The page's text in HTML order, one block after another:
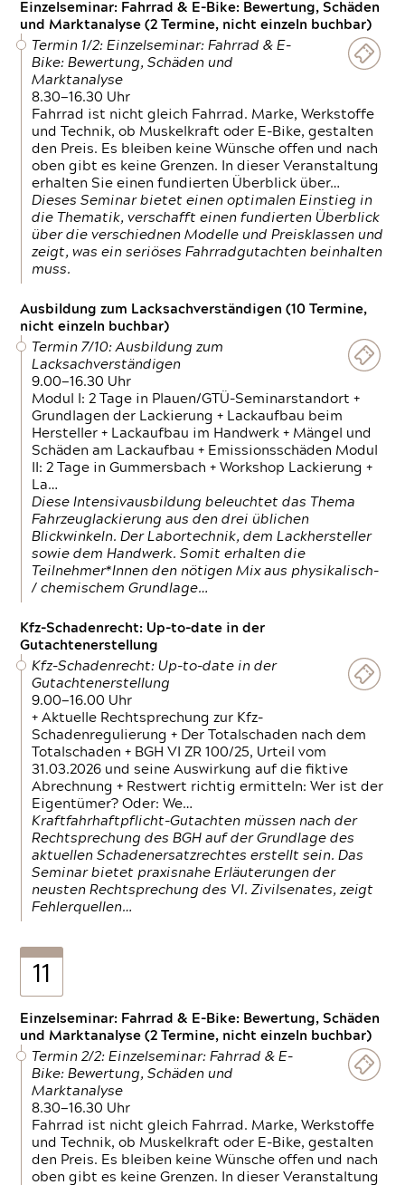
Einzelseminar: Fahrrad & E-Bike: Bewertung, Schäden
und Marktanalyse (2 Termine, nicht einzeln buchbar)
Termin 1/2: Einzelseminar: Fahrrad & E-
Bike: Bewertung, Schäden und
Marktanalyse
8.30—16.30 Uhr
Fahrrad ist nicht gleich Fahrrad. Marke, Werkstoffe
und Technik, ob Muskelkraft oder E-Bike, gestalten
den Preis. Es bleiben keine Wünsche offen und nach
oben gibt es keine Grenzen. In dieser Veranstaltung
erhalten Sie einen fundierten Überblick über…
Dieses Seminar bietet einen optimalen Einstieg in
die Thematik, verschafft einen fundierten Überblick
über die verschiednen Modelle und Preisklassen und
zeigt, was ein seriöses Fahrradgutachten beinhalten
muss.
Ausbildung zum Lacksachverständigen (10 Termine,
nicht einzeln buchbar)
Termin 7/10: Ausbildung zum
Lacksachverständigen
9.00—16.30 Uhr
Modul I: 2 Tage in Plauen/GTÜ-Seminarstandort +
Grundlagen der Lackierung + Lackaufbau beim
Hersteller + Lackaufbau im Handwerk + Mängel und
Schäden am Lackaufbau + Emissionsschäden Modul
II: 2 Tage in Gummersbach + Workshop Lackierung +
La…
Diese Intensivausbildung beleuchtet das Thema
Fahrzeuglackierung aus den drei üblichen
Blickwinkeln. Der Labortechnik, dem Lackhersteller
sowie dem Handwerk. Somit erhalten die
Teilnehmer*Innen den nötigen Mix aus physikalisch-
/ chemischem Grundlage…
Kfz-Schadenrecht: Up-to-date in der
Gutachtenerstellung
Kfz-Schadenrecht: Up-to-date in der
Gutachtenerstellung
9.00—16.00 Uhr
+ Aktuelle Rechtsprechung zur Kfz-
Schadenregulierung + Der Totalschaden nach dem
Totalschaden + BGH VI ZR 100/25, Urteil vom
31.03.2026 und seine Auswirkung auf die fiktive
Abrechnung + Restwert richtig ermitteln: Wer ist der
Eigentümer? Oder: We…
Kraftfahrhaftpflicht-Gutachten müssen nach der
Rechtsprechung des BGH auf der Grundlage des
aktuellen Schadenersatzrechtes erstellt sein. Das
Seminar bietet praxisnahe Erläuterungen der
neusten Rechtsprechung des VI. Zivilsenates, zeigt
Fehlerquellen…
11
Einzelseminar: Fahrrad & E-Bike: Bewertung, Schäden
und Marktanalyse (2 Termine, nicht einzeln buchbar)
Termin 2/2: Einzelseminar: Fahrrad & E-
Bike: Bewertung, Schäden und
Marktanalyse
8.30—16.30 Uhr
Fahrrad ist nicht gleich Fahrrad. Marke, Werkstoffe
und Technik, ob Muskelkraft oder E-Bike, gestalten
den Preis. Es bleiben keine Wünsche offen und nach
oben gibt es keine Grenzen. In dieser Veranstaltung